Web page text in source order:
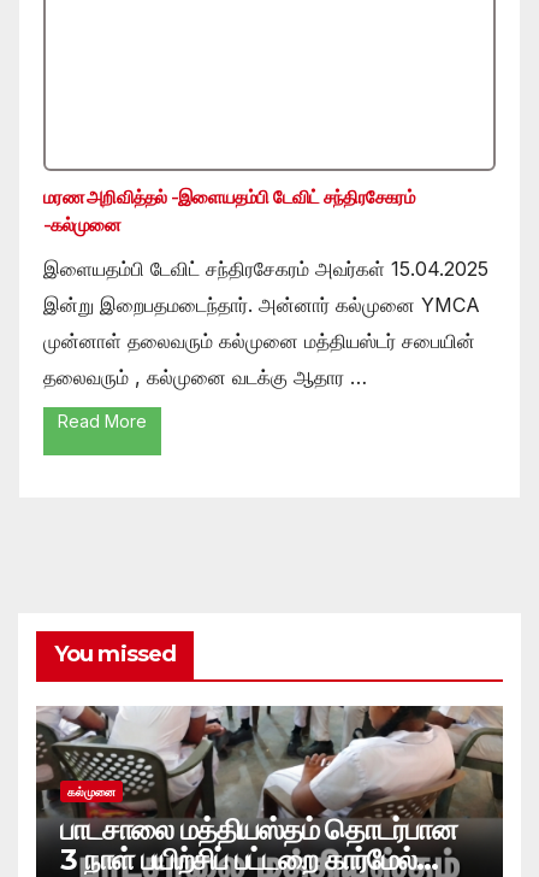
மரண அறிவித்தல் -இளையதம்பி டேவிட் சந்திரசேகரம்
-கல்முனை
இளையதம்பி டேவிட் சந்திரசேகரம் அவர்கள் 15.04.2025
இன்று இறைபதமடைந்தார். அன்னார் கல்முனை YMCA
முன்னாள் தலைவரும் கல்முனை மத்தியஸ்டர் சபையின்
தலைவரும் , கல்முனை வடக்கு ஆதார …
Read More
You missed
கல்முனை
பாடசாலை மத்தியஸ்தம் தொடர்பான
3 நாள் பயிற்சிப் பட்டறை கார்மேல்